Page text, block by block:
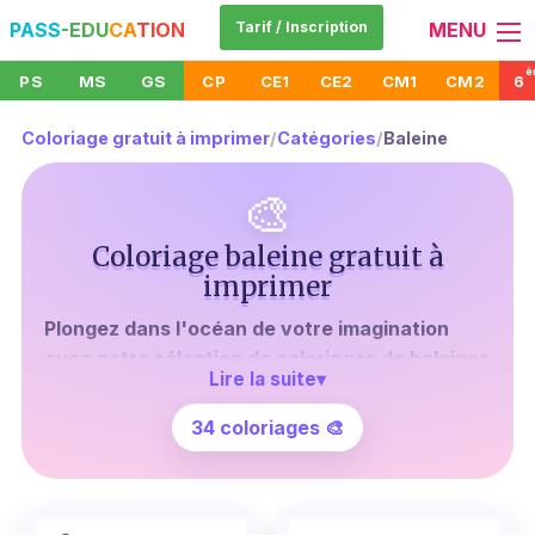
PASS-EDUCATION Tarif / Inscription MENU
PS MS GS CP CE1 CE2 CM1 CM2 6
Coloriage gratuit à imprimer/Catégories/Baleine
🎨
Coloriage baleine gratuit à
imprimer
Plongez dans l'océan de votre imagination
avec notre sélection de coloriages de baleines
gratuits à imprimer. N'est-ce pas fascinant, ce
mammifère marin gigantesque qui hante les
profondeurs bleues? Avec nos dessins détaillés,
vous pouvez maintenant donner vie à ces
Lire la suite▾
34 coloriages 🎨